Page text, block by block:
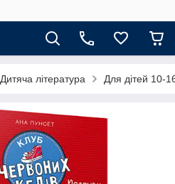
Дитяча література Для дітей 10-